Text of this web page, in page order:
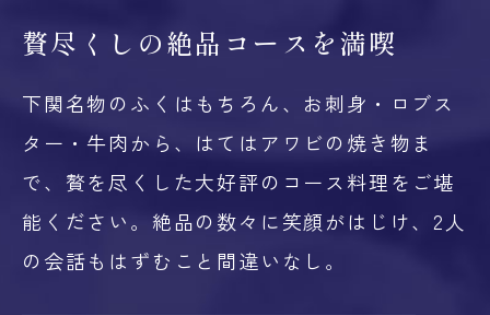
贅尽くしの絶品コースを満喫
下関名物のふくはもちろん、お刺身・ロブス
ター・牛肉から、はてはアワビの焼き物ま
で、贅を尽くした大好評のコース料理をご堪
能ください。絶品の数々に笑顔がはじけ、2人
の会話もはずむこと間違いなし。